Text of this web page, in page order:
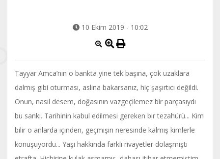
10 Ekim 2019 - 10:02
Tayyar Amca’nın o bankta yine tek başına, çok uzaklara
dalmış gibi oturması, aslına bakarsanız, hiç şaşırtıcı değildi.
Onun, nasıl desem, doğasının vazgeçilemez bir parçasıydı
bu sanki. Tarihinin kabul edilmesi gereken bir tezahürü... Kim
bilir o anlarda içinden, geçmişin neresinde kalmış kimlerle
konuşuyordu... Yaşı hakkında farklı rivayetler dolaşmıştı